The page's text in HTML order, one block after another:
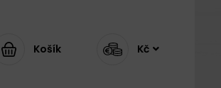
Košík Kč